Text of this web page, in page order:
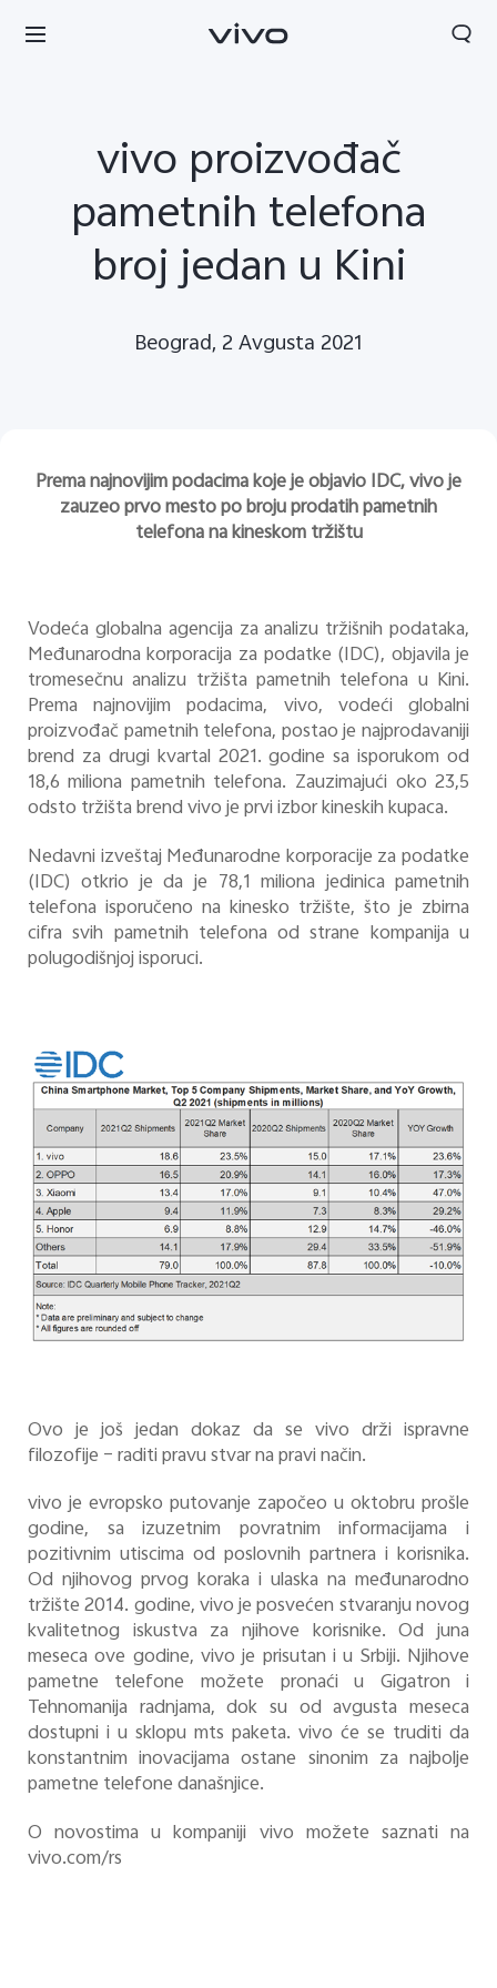
vivo proizvođač
pametnih telefona
broj jedan u Kini
Beograd, 2 Avgusta 2021
Prema najnovijim podacima koje je objavio IDC, vivo je
zauzeo prvo mesto po broju prodatih pametnih
telefona na kineskom tržištu
Vodeća globalna agencija za analizu tržišnih podataka,
Međunarodna korporacija za podatke (IDC), objavila je
tromesečnu analizu tržišta pametnih telefona u Kini.
Prema najnovijim podacima, vivo, vodeći globalni
proizvođač pametnih telefona, postao je najprodavaniji
brend za drugi kvartal 2021. godine sa isporukom od
18,6 miliona pametnih telefona. Zauzimajući oko 23,5
odsto tržišta brend vivo je prvi izbor kineskih kupaca.
Nedavni izveštaj Međunarodne korporacije za podatke
(IDC) otkrio je da je 78,1 miliona jedinica pametnih
telefona isporučeno na kinesko tržište, što je zbirna
cifra svih pametnih telefona od strane kompanija u
polugodišnjoj isporuci.
Ovo je još jedan dokaz da se vivo drži ispravne
filozofije – raditi pravu stvar na pravi način.
vivo je evropsko putovanje započeo u oktobru prošle
godine, sa izuzetnim povratnim informacijama i
pozitivnim utiscima od poslovnih partnera i korisnika.
Od njihovog prvog koraka i ulaska na međunarodno
tržište 2014. godine, vivo je posvećen stvaranju novog
kvalitetnog iskustva za njihove korisnike. Od juna
meseca ove godine, vivo je prisutan i u Srbiji. Njihove
pametne telefone možete pronaći u Gigatron i
Tehnomanija radnjama, dok su od avgusta meseca
dostupni i u sklopu mts paketa. vivo će se truditi da
konstantnim inovacijama ostane sinonim za najbolje
pametne telefone današnjice.
O novostima u kompaniji vivo možete saznati na
vivo.com/rs